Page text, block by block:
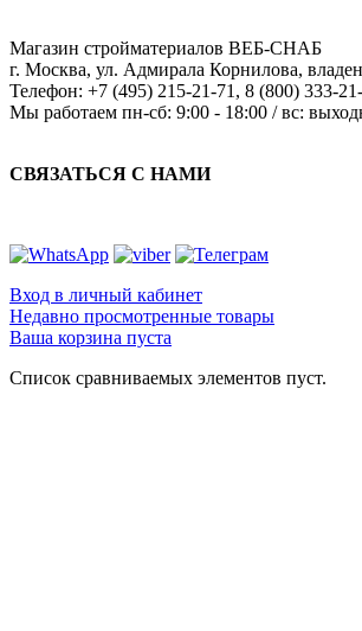
Магазин стройматериалов ВЕБ-СНАБ
г. Москва, ул. Адмирала Корнилова,
Телефон: +7 (495) 215-21-71 , 8 (800) 333-
Мы работаем пн-сб: 9:00 - 18:00 / вс:
СВЯЗАТЬСЯ С НАМИ
Вход в личный кабинет
Недавно просмотренные товары
Ваша корзина пуста
Список сравниваемых элементов пуст.